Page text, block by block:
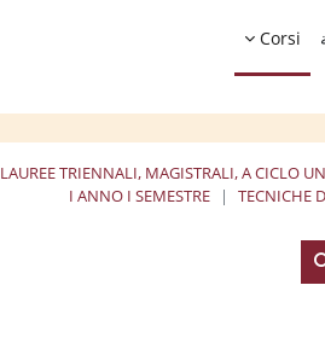
Corsi
LAUREE TRIENNALI, MAGISTRALI, A CICLO
TECNICHE
I ANNO I SEMESTRE
في المقررات الدراسية